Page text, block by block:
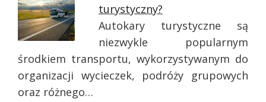
turystyczny?
Autokary turystyczne są
niezwykle popularnym
środkiem transportu, wykorzystywanym do
organizacji wycieczek, podróży grupowych
oraz różnego…